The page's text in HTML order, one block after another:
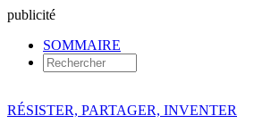
publicité
SOMMAIRE
RÉSISTER, PARTAGER, INVENTER